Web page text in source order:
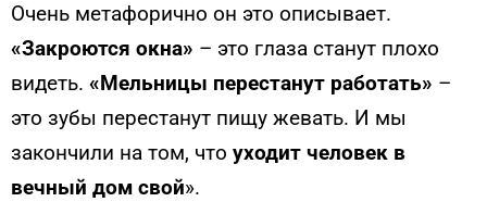
Очень метафорично он это описывает.
«Закроются окна» – это глаза станут плохо
видеть. «Мельницы перестанут работать» –
это зубы перестанут пищу жевать. И мы
закончили на том, что уходит человек в
вечный дом свой».